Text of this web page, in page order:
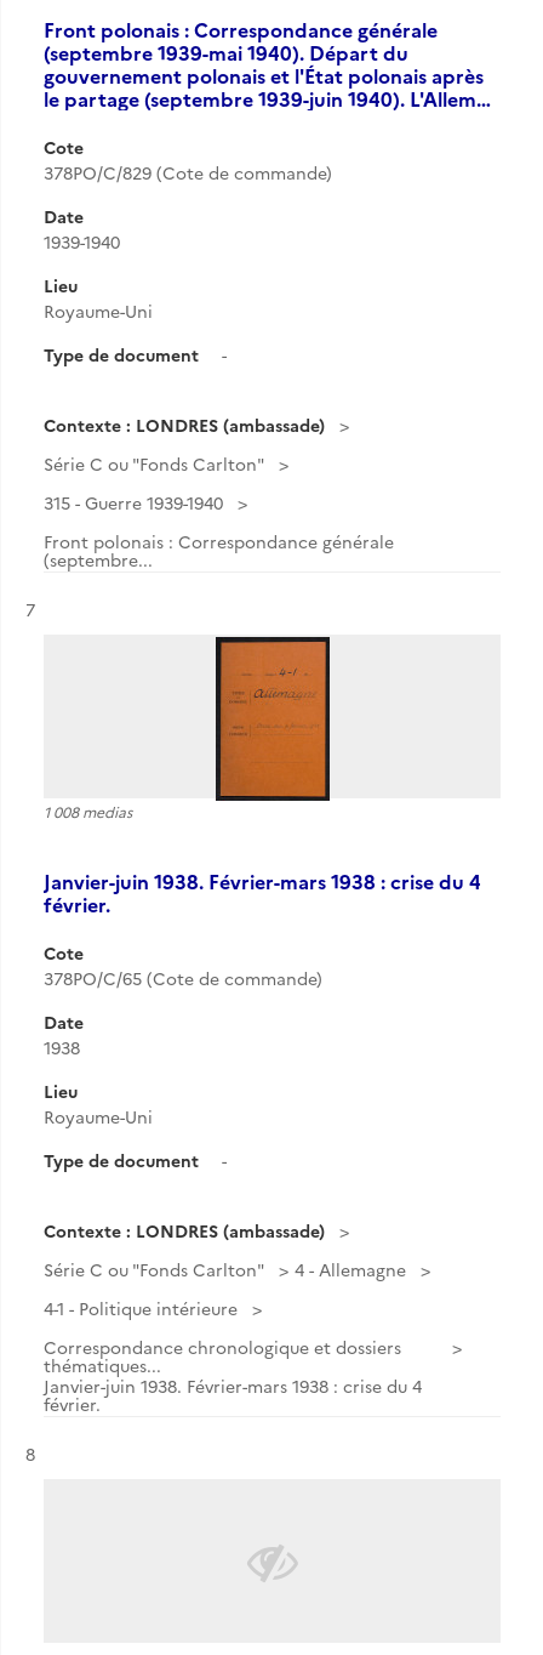
Front polonais : Correspondance générale
(septembre 1939-mai 1940). Départ du
gouvernement polonais et l'État polonais après
le partage (septembre 1939-juin 1940). L'Allem…
Cote
378PO/C/829 (Cote de commande)
Date
1939-1940
Lieu
Royaume-Uni
Type de document
-
Contexte : LONDRES (ambassade)
Série C ou "Fonds Carlton"
315 - Guerre 1939-1940
Front polonais : Correspondance générale
(septembre...
Résultat n°
7
1 008 medias
Janvier-juin 1938. Février-mars 1938 : crise du 4
février.
Cote
378PO/C/65 (Cote de commande)
Date
1938
Lieu
Royaume-Uni
Type de document
-
Contexte : LONDRES (ambassade)
Série C ou "Fonds Carlton"
4 - Allemagne
4-1 - Politique intérieure
Correspondance chronologique et dossiers
thématiques...
Janvier-juin 1938. Février-mars 1938 : crise du 4
février.
Résultat n°
8